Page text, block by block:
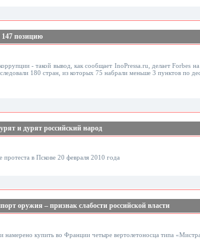
147 позицию
- такой вывод, как сообщает InoPressa.ru, делает Forbes
180 стран, из которых 75 набрали меньше 3 пунктов по
и дурят российский народ
в Пскове 20 февраля 2010 года
оружия – признак слабости российской власти
купить во Франции четыре вертолетоносца типа